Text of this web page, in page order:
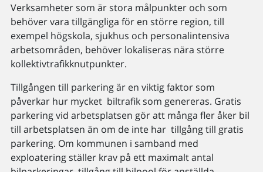
Verksamheter som är stora målpunkter och som
behöver vara tillgängliga för en större region, till
exempel högskola, sjukhus och personalintensiva
arbetsområden, behöver lokaliseras nära större
kollektivtrafikknutpunkter.
Tillgången till parkering är en viktig faktor som
påverkar hur mycket biltrafik som genereras. Gratis
parkering vid arbetsplatsen gör att många fler åker bil
till arbetsplatsen än om de inte har tillgång till gratis
parkering. Om kommunen i samband med
exploatering ställer krav på ett maximalt antal